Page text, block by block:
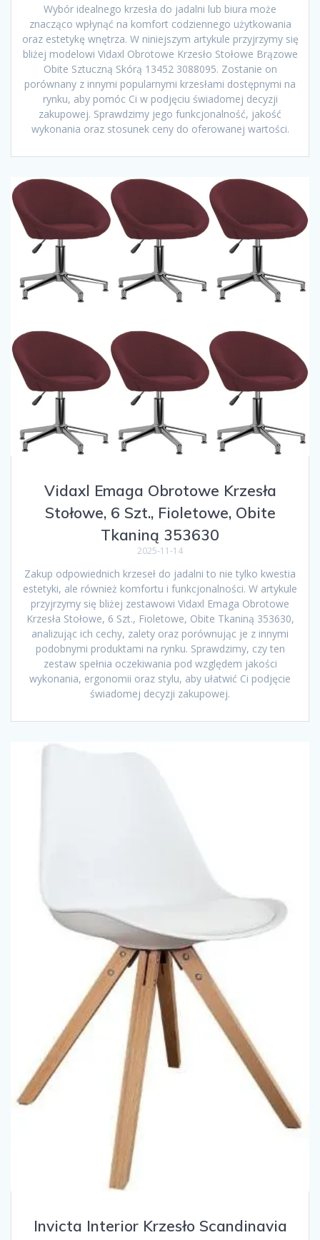
Wybór idealnego krzesła do jadalni lub biura może
znacząco wpłynąć na komfort codziennego użytkowania
oraz estetykę wnętrza. W niniejszym artykule przyjrzymy się
bliżej modelowi Vidaxl Obrotowe Krzesło Stołowe Brązowe
Obite Sztuczną Skórą 13452 3088095. Zostanie on
porównany z innymi popularnymi krzesłami dostępnymi na
rynku, aby pomóc Ci w podjęciu świadomej decyzji
zakupowej. Sprawdzimy jego funkcjonalność, jakość
wykonania oraz stosunek ceny do oferowanej wartości.
Vidaxl Emaga Obrotowe Krzesła
Stołowe, 6 Szt., Fioletowe, Obite
Tkaniną 353630
2025-11-14
Zakup odpowiednich krzeseł do jadalni to nie tylko kwestia
estetyki, ale również komfortu i funkcjonalności. W artykule
przyjrzymy się bliżej zestawowi Vidaxl Emaga Obrotowe
Krzesła Stołowe, 6 Szt., Fioletowe, Obite Tkaniną 353630,
analizując ich cechy, zalety oraz porównując je z innymi
podobnymi produktami na rynku. Sprawdzimy, czy ten
zestaw spełnia oczekiwania pod względem jakości
wykonania, ergonomii oraz stylu, aby ułatwić Ci podjęcie
świadomej decyzji zakupowej.
Invicta Interior Krzesło Scandinavia